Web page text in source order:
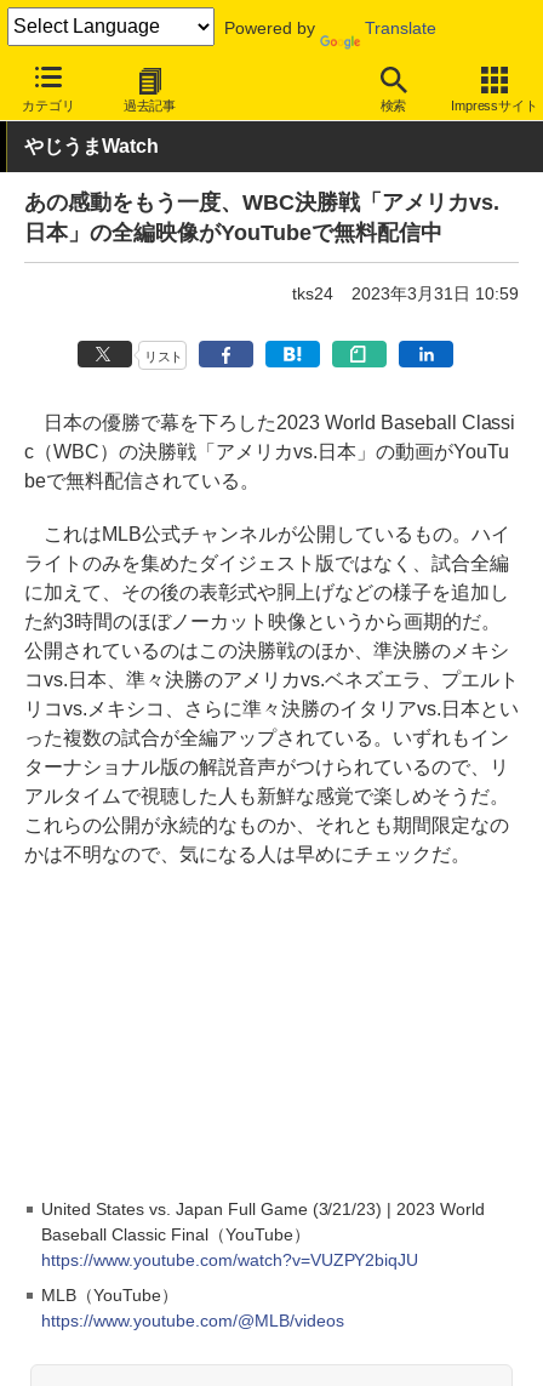
Powered by Translate
カテゴリ 過去記事 検索 Impressサイト
INTERNET Watch トピック
やじうまWatch
あの感動をもう一度、WBC決勝戦「アメリカvs.
日本」の全編映像がYouTubeで無料配信中
tks24 2023年3月31日 10:59
リスト
日本の優勝で幕を下ろした2023 World Baseball Classi
c（WBC）の決勝戦「アメリカvs.日本」の動画がYouTu
beで無料配信されている。
これはMLB公式チャンネルが公開しているもの。ハイ
ライトのみを集めたダイジェスト版ではなく、試合全編
に加えて、その後の表彰式や胴上げなどの様子を追加し
た約3時間のほぼノーカット映像というから画期的だ。
公開されているのはこの決勝戦のほか、準決勝のメキシ
コvs.日本、準々決勝のアメリカvs.ベネズエラ、プエルト
リコvs.メキシコ、さらに準々決勝のイタリアvs.日本とい
った複数の試合が全編アップされている。いずれもイン
ターナショナル版の解説音声がつけられているので、リ
アルタイムで視聴した人も新鮮な感覚で楽しめそうだ。
これらの公開が永続的なものか、それとも期間限定なの
かは不明なので、気になる人は早めにチェックだ。
United States vs. Japan Full Game (3/21/23) | 2023 World
Baseball Classic Final（YouTube）
https://www.youtube.com/watch?v=VUZPY2biqJU
MLB（YouTube）
https://www.youtube.com/@MLB/videos